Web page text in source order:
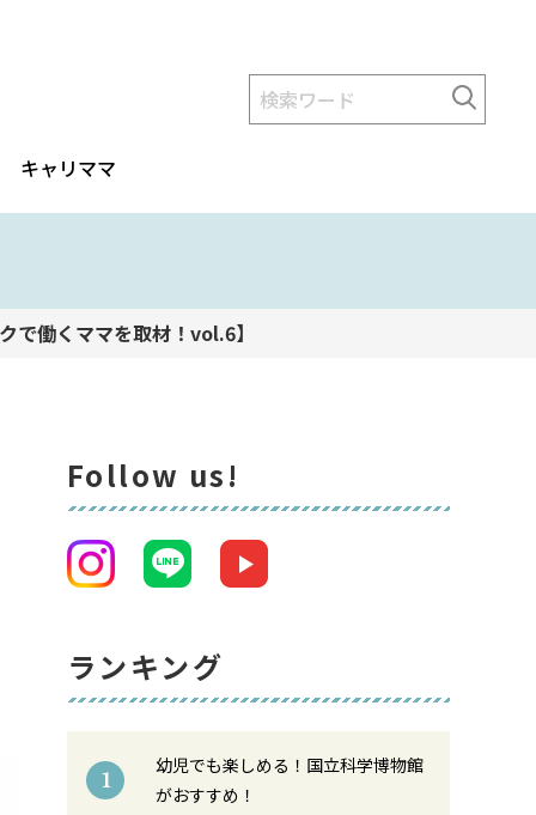
キャリママ
で働くママを取材！vol.6】
Follow us!
ランキング
1
幼児でも楽しめる！国立科学博物館
がおすすめ！